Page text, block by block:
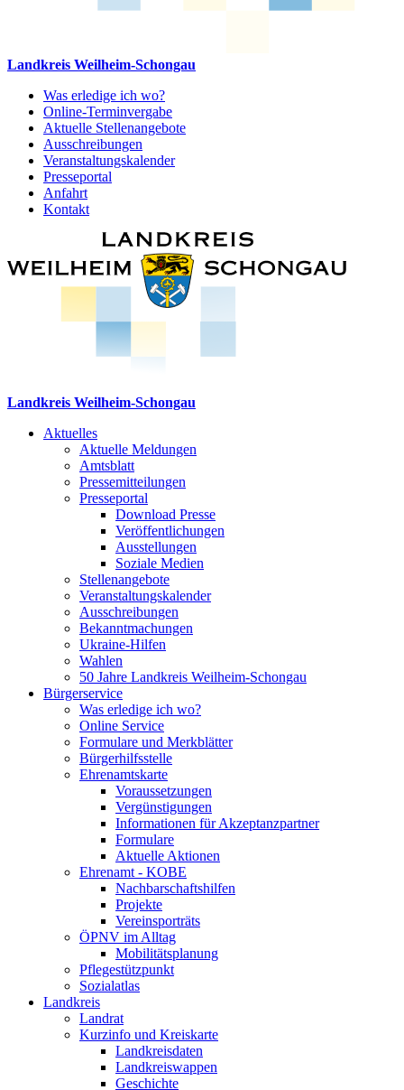
Landkreis Weilheim-Schongau
Was erledige ich wo?
Online-Terminvergabe
Aktuelle Stellenangebote
Ausschreibungen
Veranstaltungskalender
Presseportal
Anfahrt
Kontakt
Landkreis Weilheim-Schongau
Aktuelles
Aktuelle Meldungen
Amtsblatt
Pressemitteilungen
Presseportal
Download Presse
Veröffentlichungen
Ausstellungen
Soziale Medien
Stellenangebote
Veranstaltungskalender
Ausschreibungen
Bekanntmachungen
Ukraine-Hilfen
Wahlen
50 Jahre Landkreis Weilheim-Schongau
Bürgerservice
Was erledige ich wo?
Online Service
Formulare und Merkblätter
Bürgerhilfsstelle
Ehrenamtskarte
Voraussetzungen
Vergünstigungen
Informationen für Akzeptanzpartner
Formulare
Aktuelle Aktionen
Ehrenamt - KOBE
Nachbarschaftshilfen
Projekte
Vereinsporträts
ÖPNV im Alltag
Mobilitätsplanung
Pflegestützpunkt
Sozialatlas
Landkreis
Landrat
Kurzinfo und Kreiskarte
Landkreisdaten
Landkreiswappen
Geschichte